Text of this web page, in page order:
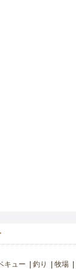
キュー 釣り 牧場